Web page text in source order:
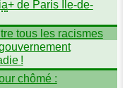
+ de Paris Ile-de-
tous les racismes
!
chômé :